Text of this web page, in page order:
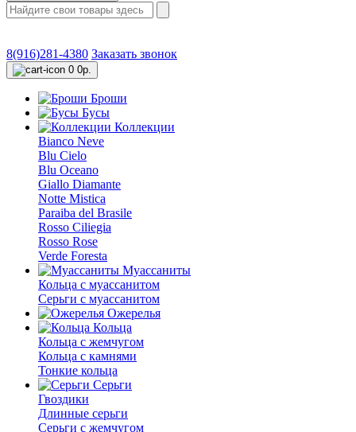
8(916)281-4380 Заказать звонок
0 0р.
Броши
Бусы
Коллекции
Bianco Neve
Blu Cielo
Blu Oceano
Giallo Diamante
Notte Mistica
Paraiba del Brasile
Rosso Ciliegia
Rosso Rose
Verde Foresta
Муассаниты
Кольца c муассанитом
Серьги c муассанитом
Ожерелья
Кольца
Кольца с жемчугом
Кольца с камнями
Тонкие кольца
Серьги
Гвоздики
Длинные серьги
Серьги с жемчугом